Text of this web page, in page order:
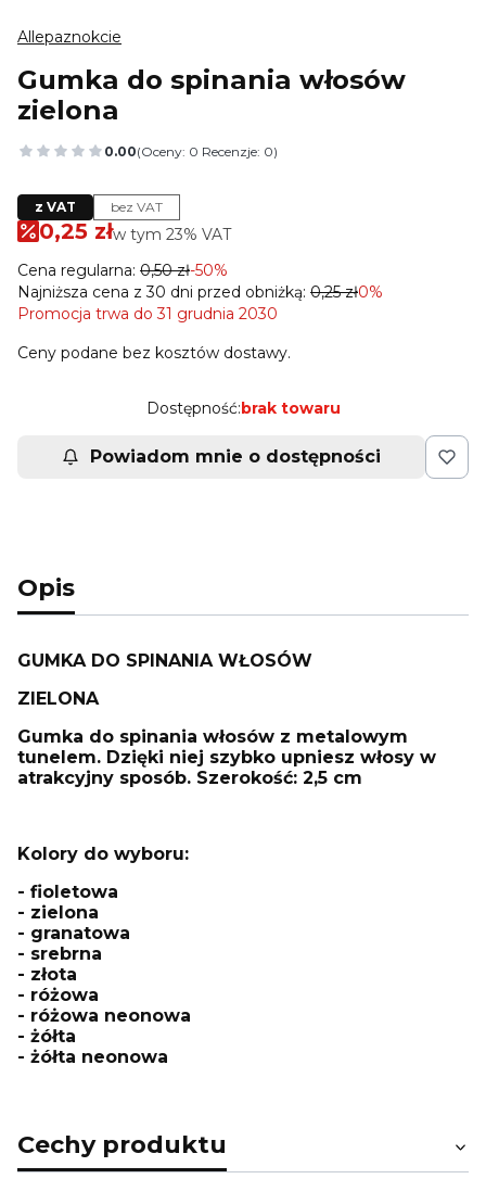
Allepaznokcie
Gumka do spinania włosów
zielona
0.00(Oceny: 0 Recenzje: 0)
Przejdź do sekcji Opinie
z VAT bez VAT
0,25 złw tym 23% VAT
w tym 23% VAT
Cena regularna: 0,50 zł-50%
Najniższa cena z 30 dni przed obniżką: 0,25 zł0%
Promocja trwa do 31 grudnia 2030
Ceny podane bez kosztów dostawy.
Dostępność:brak towaru
Powiadom mnie o dostępności
Opis
GUMKA DO SPINANIA WŁOSÓW
ZIELONA
Gumka do spinania włosów z metalowym
tunelem. Dzięki niej szybko upniesz włosy w
atrakcyjny sposób. Szerokość: 2,5 cm
Kolory do wyboru:
- fioletowa
- zielona
- granatowa
- srebrna
- złota
- różowa
- różowa neonowa
- żółta
- żółta neonowa
Cechy produktu